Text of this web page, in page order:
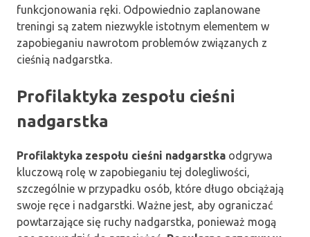
funkcjonowania ręki. Odpowiednio zaplanowane
treningi są zatem niezwykle istotnym elementem w
zapobieganiu nawrotom problemów związanych z
cieśnią nadgarstka.
Profilaktyka zespołu cieśni
nadgarstka
Profilaktyka zespołu cieśni nadgarstka odgrywa
kluczową rolę w zapobieganiu tej dolegliwości,
szczególnie w przypadku osób, które długo obciążają
swoje ręce i nadgarstki. Ważne jest, aby ograniczać
powtarzające się ruchy nadgarstka, ponieważ mogą